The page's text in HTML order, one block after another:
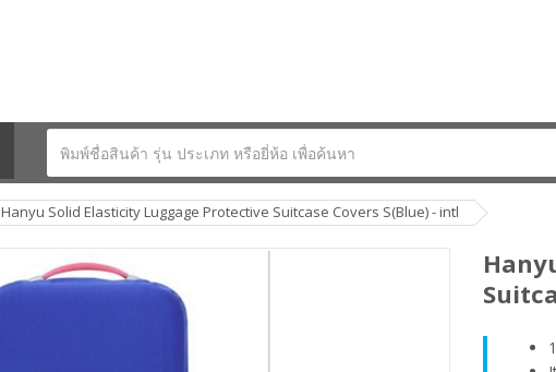
Hanyu Solid Elasticity Luggage Protective Suitcase Covers S(Blue) - intl